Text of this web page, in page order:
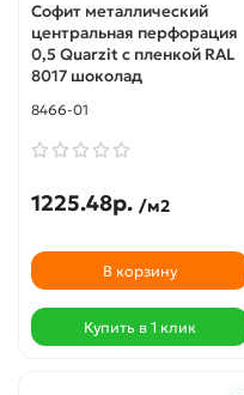
Софит металлический
центральная перфорация
0,5 Quarzit с пленкой RAL
8017 шоколад
8466-01
1225.48р. /м2
В корзину
Купить в 1 клик